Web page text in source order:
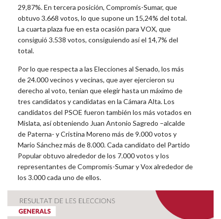
29,87%. En tercera posición, Compromís-Sumar, que
obtuvo 3.668 votos, lo que supone un 15,24% del total.
La cuarta plaza fue en esta ocasión para VOX, que
consiguió 3.538 votos, consiguiendo así el 14,7% del
total.
Por lo que respecta a las Elecciones al Senado, los más
de 24.000 vecinos y vecinas, que ayer ejercieron su
derecho al voto, tenían que elegir hasta un máximo de
tres candidatos y candidatas en la Cámara Alta. Los
candidatos del PSOE fueron también los más votados en
Mislata, así obteniendo Juan Antonio Sagredo –alcalde
de Paterna- y Cristina Moreno más de 9.000 votos y
Mario Sánchez más de 8.000. Cada candidato del Partido
Popular obtuvo alrededor de los 7.000 votos y los
representantes de Compromís-Sumar y Vox alrededor de
los 3.000 cada uno de ellos.